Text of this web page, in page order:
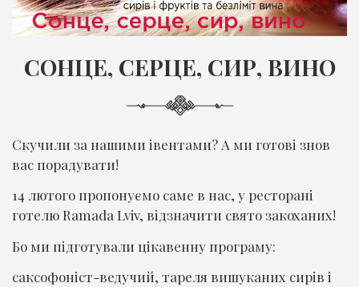
СОНЦЕ, СЕРЦЕ, СИР, ВИНО
Скучили за нашими івентами? А ми готові знов
вас порадувати!
14 лютого пропонуємо саме в нас, у ресторані
готелю Ramada Lviv, відзначити свято закоханих!
Бо ми підготували цікавенну програму:
саксофоніст-ведучий, тареля вишуканих сирів і